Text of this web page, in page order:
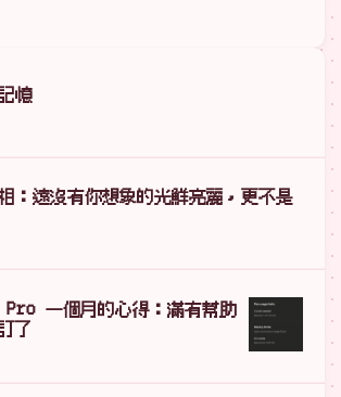
憶
：遠沒有你想象的光鮮亮麗，更不是
一個月的心得：滿有幫助
了